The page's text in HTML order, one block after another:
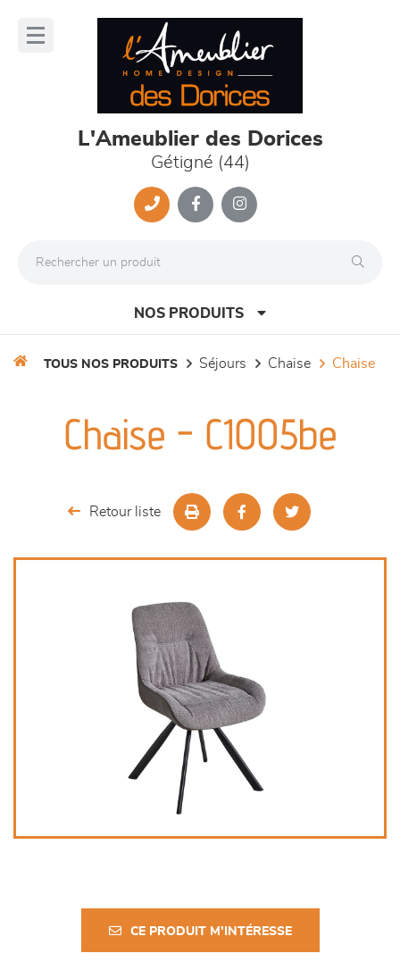
L'Ameublier des Dorices
Gétigné (44)
NOS PRODUITS
séjours
meubles de complément
TOUS NOS PRODUITS séjours chaise chaise
Chaise - C1005be
Retour liste
CE PRODUIT M'INTÉRESSE